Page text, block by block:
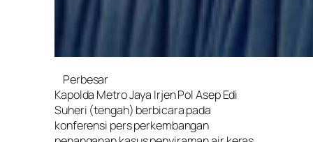
Perbesar
Kapolda Metro Jaya Irjen Pol Asep Edi
Suheri (tengah) berbicara pada
konferensi pers perkembangan